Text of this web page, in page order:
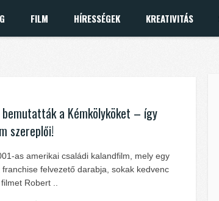
FILM HÍRESSÉGEK KREATIVITÁS
a Kémkölyköket – így
szereplői!
as amerikai családi kalandfilm, mely egy
felvezető darabja, sokak kedvenc
Robert ..